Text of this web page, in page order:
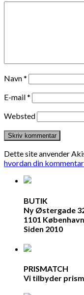
Navn*
E-mail*
Websted
Dette site anvender
hvordan din
BUTIK
Ny Østergade
1101
Siden 2010
PRISMATCH
Vi tilbyder